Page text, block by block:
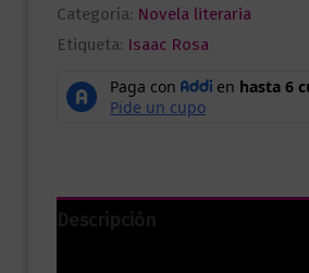
Categoría: Novela literaria
Etiqueta: Isaac Rosa
Descripción